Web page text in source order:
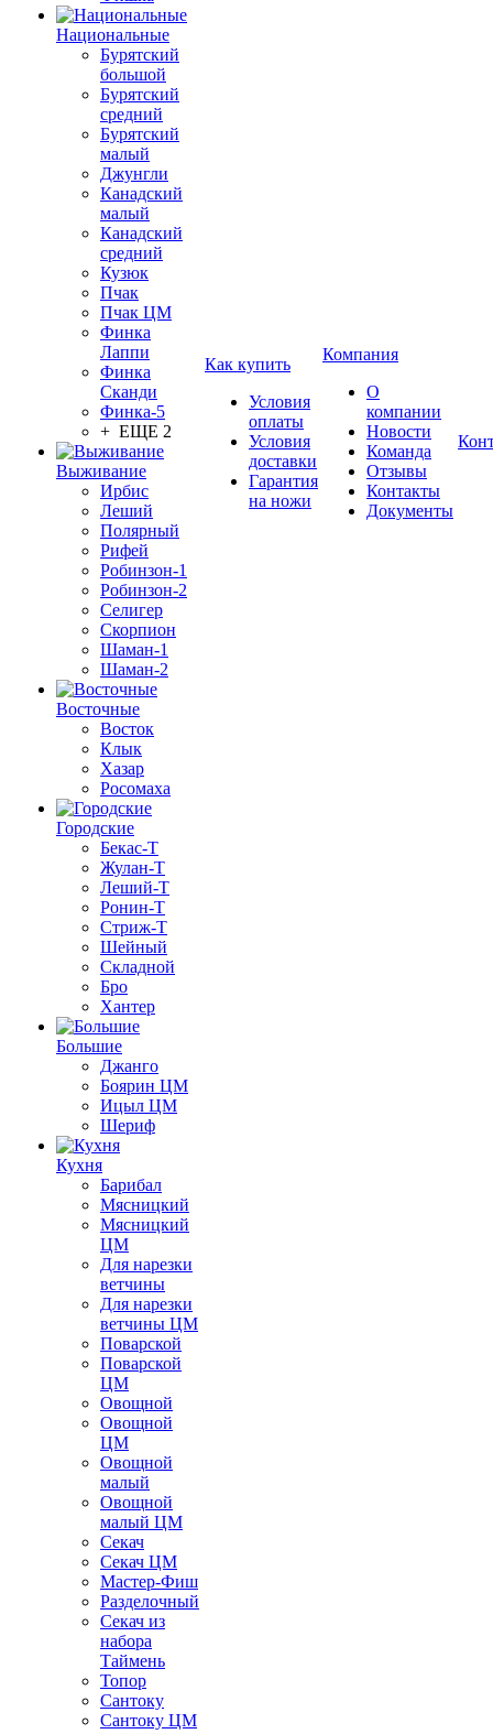
Национальные
Бурятский
большой
Бурятский
средний
Бурятский
малый
Джунгли
Канадский
малый
Канадский
средний
Кузюк
Пчак
Пчак ЦМ
Финка
Лаппи
Финка
Сканди
Финка-5
+ ЕЩЕ 2
Выживание
Ирбис
Леший
Полярный
Рифей
Робинзон-1
Робинзон-2
Селигер
Скорпион
Шаман-1
Шаман-2
Восточные
Восток
Клык
Хазар
Росомаха
Городские
Бекас-Т
Жулан-Т
Леший-Т
Ронин-Т
Стриж-Т
Шейный
Складной
Бро
Хантер
Большие
Джанго
Боярин ЦМ
Ицыл ЦМ
Шериф
Кухня
Барибал
Мясницкий
Мясницкий
ЦМ
Для нарезки
ветчины
Для нарезки
ветчины ЦМ
Поварской
Поварской
ЦМ
Овощной
Овощной
ЦМ
Овощной
малый
Овощной
малый ЦМ
Секач
Секач ЦМ
Мастер-Фиш
Разделочный
Секач из
набора
Таймень
Топор
Сантоку
Сантоку ЦМ
Как купить
Условия
оплаты
Условия
доставки
Гарантия
на ножи
Компания
О
компании
Новости
Команда
Отзывы
Контакты
Документы